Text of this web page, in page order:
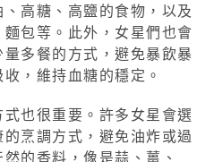
高糖、高鹽的食物，以及
包等。此外，女星們也會
多餐的方式，避免暴飲暴
，維持血糖的穩定。
也很重要。許多女星會選
烹調方式，避免油炸或過
的香料，像是蒜、薑、